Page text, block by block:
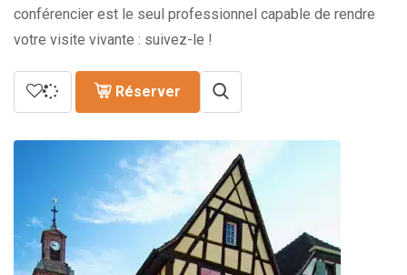
conférencier est le seul professionnel capable de rendre
votre visite vivante : suivez-le !
Réserver